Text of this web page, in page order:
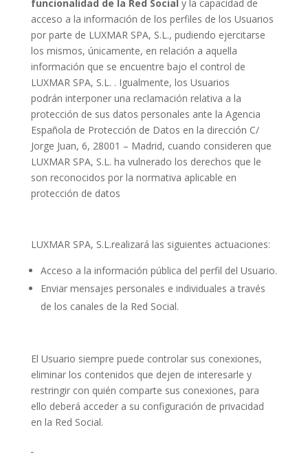
funcionalidad de la Red Social y la capacidad de
acceso a la información de los perfiles de los Usuarios
por parte de LUXMAR SPA, S.L., pudiendo ejercitarse
los mismos, únicamente, en relación a aquella
información que se encuentre bajo el control de
LUXMAR SPA, S.L. . Igualmente, los Usuarios
podrán interponer una reclamación relativa a la
protección de sus datos personales ante la Agencia
Española de Protección de Datos en la dirección C/
Jorge Juan, 6, 28001 – Madrid, cuando consideren que
LUXMAR SPA, S.L. ha vulnerado los derechos que le
son reconocidos por la normativa aplicable en
protección de datos
LUXMAR SPA, S.L.realizará las siguientes actuaciones:
Acceso a la información pública del perfil del Usuario.
Enviar mensajes personales e individuales a través
de los canales de la Red Social.
El Usuario siempre puede controlar sus conexiones,
eliminar los contenidos que dejen de interesarle y
restringir con quién comparte sus conexiones, para
ello deberá acceder a su configuración de privacidad
en la Red Social.